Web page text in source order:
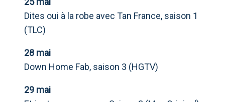
Dites oui à la robe avec Tan France, saison 1
(TLC)
28 mai
Down Home Fab, saison 3 (HGTV)
29 mai